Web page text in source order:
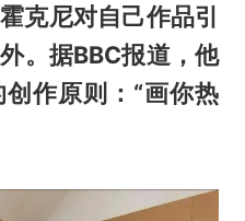
克尼对自己作品引
。据BBC报道，他
作原则：“画你热